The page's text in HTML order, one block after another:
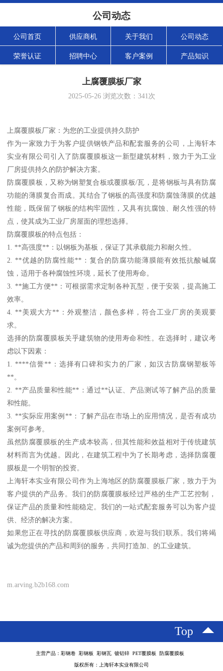
公司动态
公司首页 供应商机 关于我们 公司动态
荣誉认证 招聘中心 客户案例 产品知识
上腐覆膜板厂家
2025-05-26浏览次数： 341次
上腐覆膜板厂家：为您的工业提供持久防护
作为一家致力于为客户提供钢铁产品和配套服务的公司，上海轩本
实业有限公司引入了防腐覆膜板这一新型建筑材料，致力于为工业
厂房提供持久的防护解决方案。
防腐覆膜板，又称为钢塑复合板或覆膜板/瓦，是将钢板与具有防腐
功能的薄膜复合而成。其结合了钢板的高强度和防腐蚀薄膜的优越
性能，既保留了钢板的结构牢固性，又具有抗腐蚀、耐久性强的特
点，使其成为工业厂房屋面的理想选择。
防腐覆膜板的特点包括：
1. **高强度**：以钢板为基板，保证了其承载能力和耐久性。
2. **优越的防腐性能**：复合的防腐功能薄膜能有效抵抗酸碱腐
蚀，适用于各种腐蚀性环境，延长了使用寿命。
3. **施工方便**：可根据需求定制各种瓦型，便于安装，提高施工
效率。
4. **美观大方**：外观整洁，颜色多样，符合工业厂房的美观要
求。
选择的防腐覆膜板关乎建筑物的使用寿命和性。在选择时，建议考
虑以下因素：
1. ****信誉**：选择有口碑和实力的厂家，如汉古防腐钢塑板等
**。
2. **产品质量和性能**：通过**认证、产品测试等了解产品的质量
和性能。
3. **实际应用案例**：了解产品在市场上的应用情况，是否有成功
案例可参考。
虽然防腐覆膜板的生产成本较高，但其性能和效益相对于传统建筑
材料而言为优越。因此，在建筑工程中为了长期考虑，选择防腐覆
膜板是一个明智的投资。
上海轩本实业有限公司作为上海地区的防腐覆膜板厂家，致力于为
客户提供的产品务。我们的防腐覆膜板经过严格的生产工艺控制，
保证产品的质量和性能稳定。我们的一站式配套服务可以为客户提
供、经济的解决方案。
如果您正在寻找的防腐覆膜板供应商，欢迎与我们联系。我们将竭
诚为您提供的产品和周到的服务，共同打造加、的工业建筑。
m.arving.b2b168.com
Top
主营产品：彩钢卷 彩钢板 彩钢瓦 镀铝锌 PET覆膜板 防腐覆膜板
版权所有：上海轩本实业有限公司